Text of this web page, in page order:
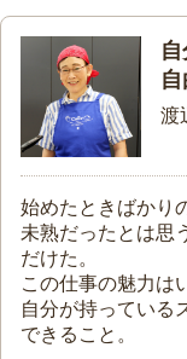
渡
始めたときばかり
未熟だったとは思
だけた。
この仕事の魅力は
自分が持っている
できること。